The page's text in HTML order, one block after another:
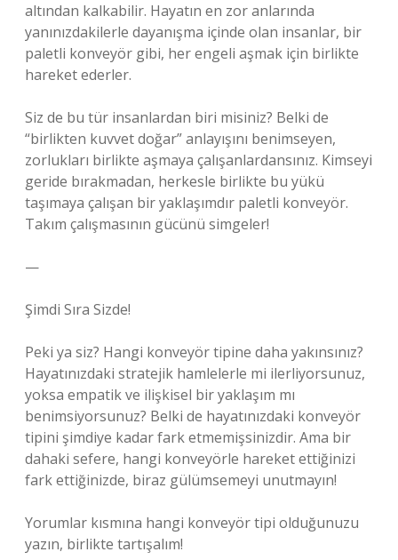
altından kalkabilir. Hayatın en zor anlarında
yanınızdakilerle dayanışma içinde olan insanlar, bir
paletli konveyör gibi, her engeli aşmak için birlikte
hareket ederler.
Siz de bu tür insanlardan biri misiniz? Belki de
“birlikten kuvvet doğar” anlayışını benimseyen,
zorlukları birlikte aşmaya çalışanlardansınız. Kimseyi
geride bırakmadan, herkesle birlikte bu yükü
taşımaya çalışan bir yaklaşımdır paletli konveyör.
Takım çalışmasının gücünü simgeler!
—
Şimdi Sıra Sizde!
Peki ya siz? Hangi konveyör tipine daha yakınsınız?
Hayatınızdaki stratejik hamlelerle mi ilerliyorsunuz,
yoksa empatik ve ilişkisel bir yaklaşım mı
benimsiyorsunuz? Belki de hayatınızdaki konveyör
tipini şimdiye kadar fark etmemişsinizdir. Ama bir
dahaki sefere, hangi konveyörle hareket ettiğinizi
fark ettiğinizde, biraz gülümsemeyi unutmayın!
Yorumlar kısmına hangi konveyör tipi olduğunuzu
yazın, birlikte tartışalım!